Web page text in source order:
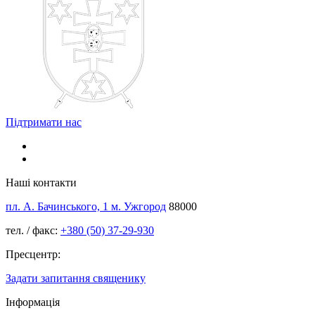
Підтримати нас
Наші контакти
пл. А. Бачинського, 1 м. Ужгород 88000
тел. / факс: +380 (50) 37-29-930
Пресцентр:
Задати запитання священику
Інформація